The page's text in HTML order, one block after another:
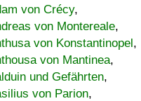
von Crécy,
von Montereale,
von Konstantinopel,
von Mantinea,
und Gefährten,
von Parion,